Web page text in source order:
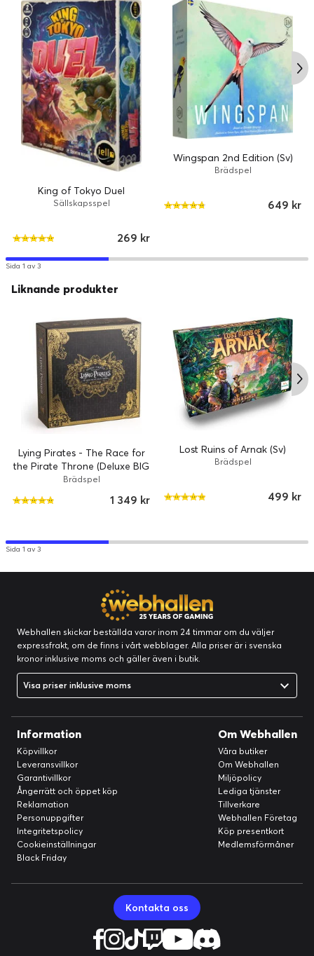
King of Tokyo Duel
Sällskapsspel
269 kr
Wingspan 2nd Edition (Sv)
Brädspel
649 kr
Sida 1 av 3
Liknande produkter
Lying Pirates - The Race for
the Pirate Throne (Deluxe BIG
BOX)
Brädspel
1 349 kr
Lost Ruins of Arnak (Sv)
Brädspel
499 kr
Sida 1 av 3
Webhallen skickar beställda varor inom 24 timmar om du väljer
expressfrakt, om de finns i vårt webblager. Alla priser är i svenska
kronor inklusive moms och gäller även i butik.
Visa priser inklusive moms
Information
Köpvillkor
Leveransvillkor
Garantivillkor
Ångerrätt och öppet köp
Reklamation
Personuppgifter
Integritetspolicy
Cookieinställningar
Black Friday
Om Webhallen
Våra butiker
Om Webhallen
Miljöpolicy
Lediga tjänster
Tillverkare
Webhallen Företag
Köp presentkort
Medlemsförmåner
Kontakta oss